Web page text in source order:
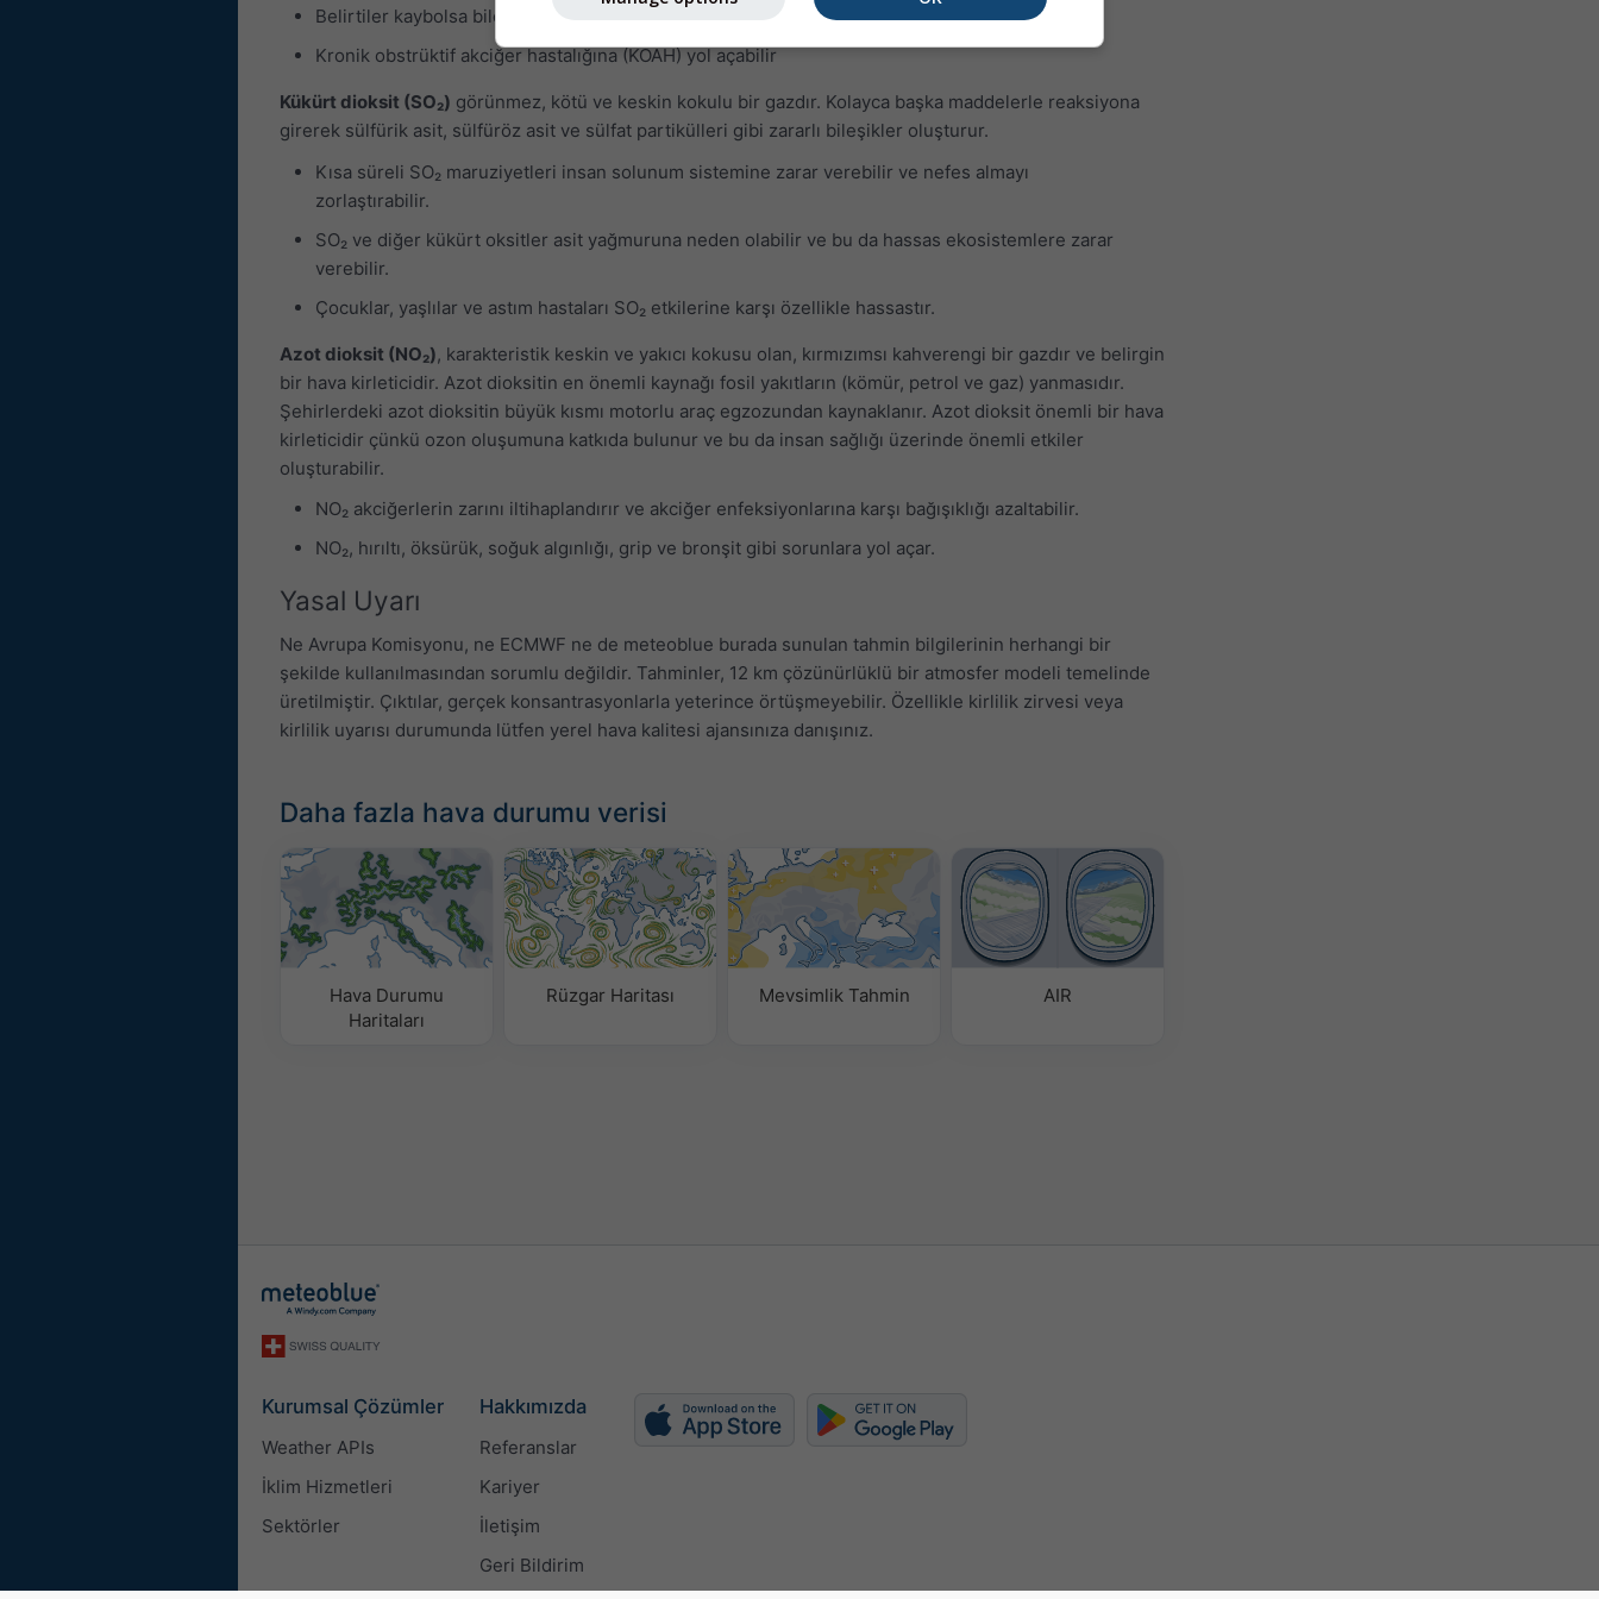
Belirtiler kaybolsa bile akciğere zarar vermeye devam eder
Kronik obstrüktif akciğer hastalığına (KOAH) yol açabilir
Kükürt dioksit (SO₂) görünmez, kötü ve keskin kokulu bir gazdır. Kolayca başka maddelerle reaksiyona
girerek sülfürik asit, sülfüröz asit ve sülfat partikülleri gibi zararlı bileşikler oluşturur.
Kısa süreli SO₂ maruziyetleri insan solunum sistemine zarar verebilir ve nefes almayı
zorlaştırabilir.
SO₂ ve diğer kükürt oksitler asit yağmuruna neden olabilir ve bu da hassas ekosistemlere zarar
verebilir.
Çocuklar, yaşlılar ve astım hastaları SO₂ etkilerine karşı özellikle hassastır.
Azot dioksit (NO₂), karakteristik keskin ve yakıcı kokusu olan, kırmızımsı kahverengi bir gazdır ve belirgin
bir hava kirleticidir. Azot dioksitin en önemli kaynağı fosil yakıtların (kömür, petrol ve gaz) yanmasıdır.
Şehirlerdeki azot dioksitin büyük kısmı motorlu araç egzozundan kaynaklanır. Azot dioksit önemli bir hava
kirleticidir çünkü ozon oluşumuna katkıda bulunur ve bu da insan sağlığı üzerinde önemli etkiler
oluşturabilir.
NO₂ akciğerlerin zarını iltihaplandırır ve akciğer enfeksiyonlarına karşı bağışıklığı azaltabilir.
NO₂, hırıltı, öksürük, soğuk algınlığı, grip ve bronşit gibi sorunlara yol açar.
Yasal Uyarı
Ne Avrupa Komisyonu, ne ECMWF ne de meteoblue burada sunulan tahmin bilgilerinin herhangi bir
şekilde kullanılmasından sorumlu değildir. Tahminler, 12 km çözünürlüklü bir atmosfer modeli temelinde
üretilmiştir. Çıktılar, gerçek konsantrasyonlarla yeterince örtüşmeyebilir. Özellikle kirlilik zirvesi veya
kirlilik uyarısı durumunda lütfen yerel hava kalitesi ajansınıza danışınız.
Daha fazla hava durumu verisi
Hava Durumu
Haritaları​
Rüzgar Haritası Mevsimlik Tahmin AIR
Kurumsal Çözümler
Weather APIs
İklim Hizmetleri
Sektörler
Hakkımızda
Referanslar
Kariyer
İletişim
Geri Bildirim